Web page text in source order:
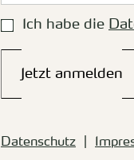
Ich habe die
Jetzt anmelden
Datenschutz